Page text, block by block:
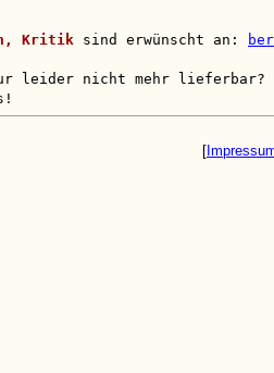
Kritik sind erwünscht an:
leider nicht mehr lieferbar?
[